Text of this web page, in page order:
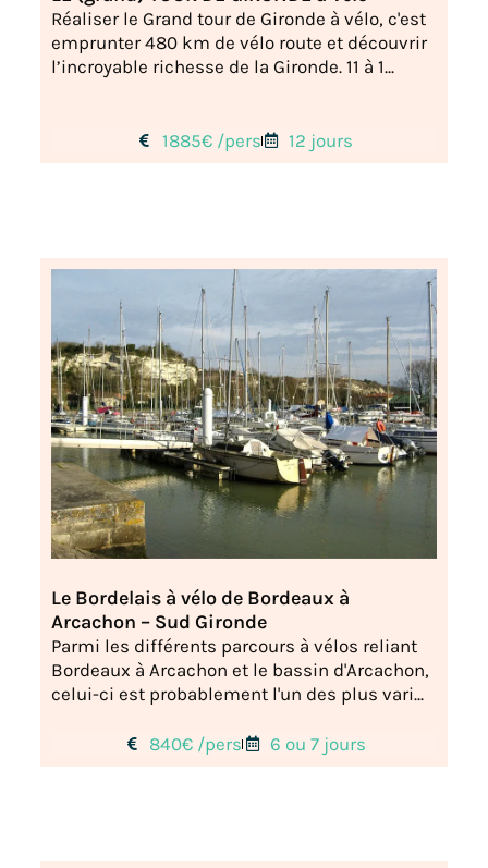
Réaliser le Grand tour de Gironde à vélo, c'est
emprunter 480 km de vélo route et découvrir
l’incroyable richesse de la Gironde. 11 à 1...
1885€ /pers 12 jours
Le Bordelais à vélo de Bordeaux à
Arcachon – Sud Gironde
Parmi les différents parcours à vélos reliant
Bordeaux à Arcachon et le bassin d'Arcachon,
celui-ci est probablement l'un des plus vari...
840€ /pers 6 ou 7 jours